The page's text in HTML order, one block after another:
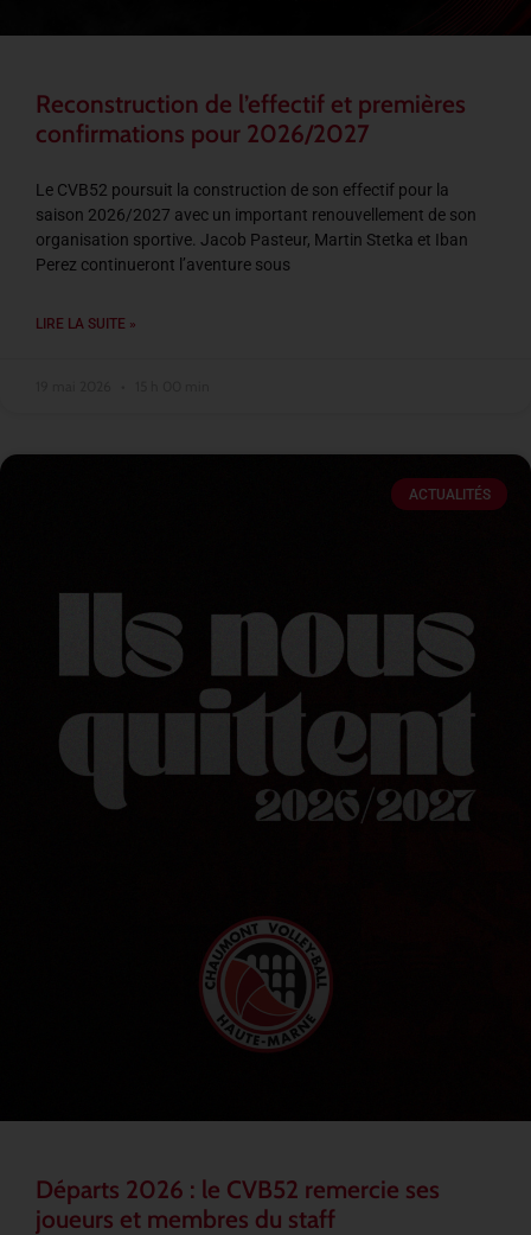
Reconstruction de l’effectif et premières
confirmations pour 2026/2027
Le CVB52 poursuit la construction de son effectif pour la
saison 2026/2027 avec un important renouvellement de son
organisation sportive. Jacob Pasteur, Martin Stetka et Iban
Perez continueront l’aventure sous
LIRE LA SUITE »
ACTUALITÉS
Départs 2026 : le CVB52 remercie ses
joueurs et membres du staff